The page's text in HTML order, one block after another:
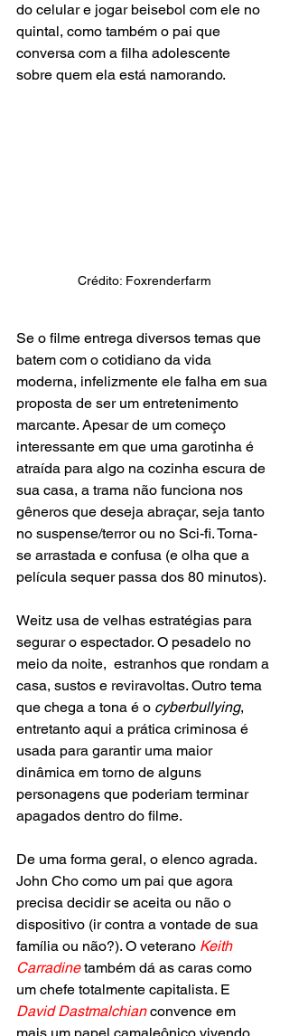
do celular e jogar beisebol com ele no
quintal, como também o pai que
conversa com a filha adolescente
sobre quem ela está namorando.
Crédito: Foxrenderfarm
Se o filme entrega diversos temas que
batem com o cotidiano da vida
moderna, infelizmente ele falha em sua
proposta de ser um entretenimento
marcante. Apesar de um começo
interessante em que uma garotinha é
atraída para algo na cozinha escura de
sua casa, a trama não funciona nos
gêneros que deseja abraçar, seja tanto
no suspense/terror ou no Sci-fi. Torna-
se arrastada e confusa (e olha que a
película sequer passa dos 80 minutos).
Weitz usa de velhas estratégias para
segurar o espectador. O pesadelo no
meio da noite,  estranhos que rondam a
casa, sustos e reviravoltas. Outro tema
que chega a tona é o cyberbullying,
entretanto aqui a prática criminosa é
usada para garantir uma maior
dinâmica em torno de alguns
personagens que poderiam terminar
apagados dentro do filme.
De uma forma geral, o elenco agrada.
John Cho como um pai que agora
precisa decidir se aceita ou não o
dispositivo (ir contra a vontade de sua
família ou não?). O veterano Keith
Carradine também dá as caras como
um chefe totalmente capitalista. E
David Dastmalchian convence em